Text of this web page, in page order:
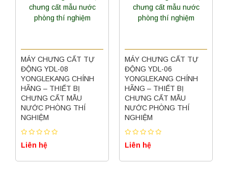
MÁY CHƯNG CẤT TỰ
ĐỘNG YDL-08
YONGLEKANG CHÍNH
HÃNG – THIẾT BỊ
CHƯNG CẤT MẪU
NƯỚC PHÒNG THÍ
NGHIỆM
Liên hệ
MÁY CHƯNG CẤT TỰ
ĐỘNG YDL-06
YONGLEKANG CHÍNH
HÃNG – THIẾT BỊ
CHƯNG CẤT MẪU
NƯỚC PHÒNG THÍ
NGHIỆM
Liên hệ